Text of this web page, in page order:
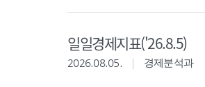
일일경제지표('26.8.5)
2026.08.05. 경제분석과